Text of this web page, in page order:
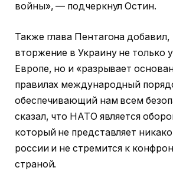
войны», — подчеркнул Остин.
Также глава Пентагона добавил,
вторжение в Украину не только
Европе, но и «разрывает
правилах международный
обеспечивающий нам всем
сказал, что НАТО является
который не представляет
россии и не стремится к
страной.